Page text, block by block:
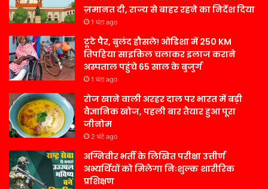
ज़मानत दी, राज्य से बाहर रहने का निर्देश दिया
1 घंटा ago
टूटे पैर, बुलंद हौसले! ओडिशा में 250 KM
तिपहिया साइकिल चलाकर इलाज कराने
अस्पताल पहुंचे 65 साल के बुजुर्ग
1 घंटा ago
रोज खाने वाली अरहर दाल पर भारत में बड़ी
वैज्ञानिक खोज, पहली बार तैयार हुआ पूरा
जीनोम
2 घंटे ago
अग्निवीर भर्ती के लिखित परीक्षा उत्तीर्ण
अभ्यर्थियों को मिलेगा निःशुल्क शारीरिक
प्रशिक्षण